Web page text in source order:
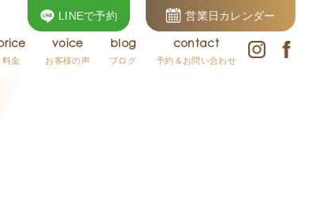
料金
voice
お客様の声
blog
ブログ
contact
予約＆お問い合わせ
LINEで予約 営業日カレンダー